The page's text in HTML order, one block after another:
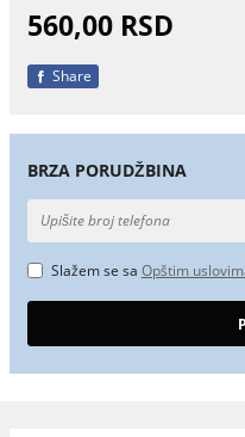
560,00 RSD
Share
BRZA PORUDŽBINA
Slažem se sa Opštim